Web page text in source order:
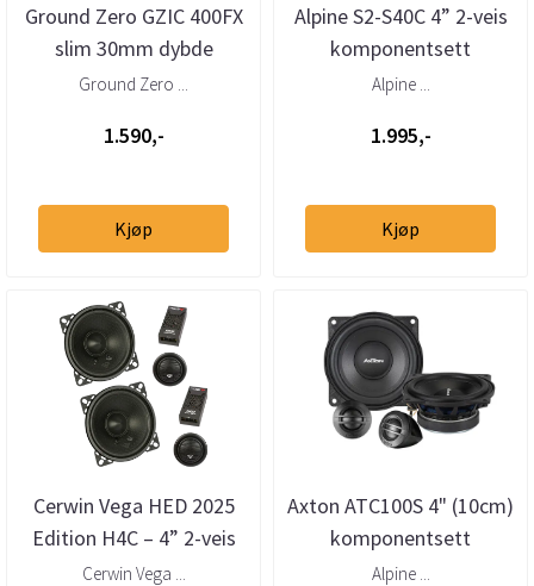
Ground Zero GZIC 400FX
slim 30mm dybde
Ground Zero ...
1.590,-
Kjøp
Alpine S2-S40C 4” 2-veis
komponentsett
Alpine ...
1.995,-
Kjøp
Cerwin Vega HED 2025
Edition H4C – 4” 2-veis
komponent høyttalersett
Cerwin Vega ...
Axton ATC100S 4" (10cm)
komponentsett
Alpine ...